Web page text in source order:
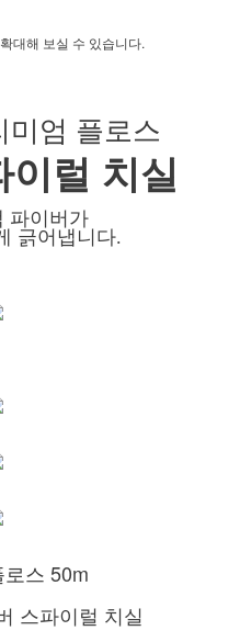
대해 보실 수 있습니다.
미엄 플로스
이럴 치실
파이버가
긁어냅니다.
스 50m
스파이럴 치실